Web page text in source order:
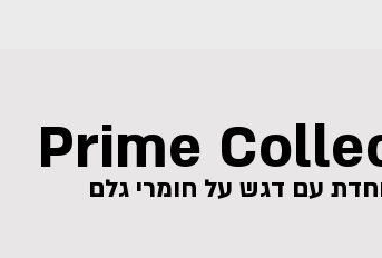
Prime
עם דגש על חומרי גלם